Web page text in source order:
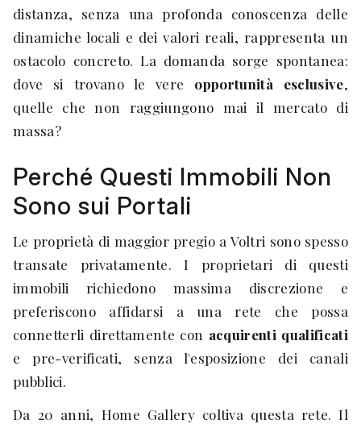
distanza, senza una profonda conoscenza delle
dinamiche locali e dei valori reali, rappresenta un
ostacolo concreto. La domanda sorge spontanea:
dove si trovano le vere opportunità esclusive,
quelle che non raggiungono mai il mercato di
massa?
Perché Questi Immobili Non
Sono sui Portali
Le proprietà di maggior pregio a Voltri sono spesso
transate privatamente. I proprietari di questi
immobili richiedono massima discrezione e
preferiscono affidarsi a una rete che possa
connetterli direttamente con acquirenti qualificati
e pre-verificati, senza l'esposizione dei canali
pubblici.
Da 20 anni, Home Gallery coltiva questa rete. Il